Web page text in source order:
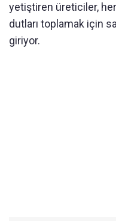
yetiştiren üreticiler, her
dutları toplamak için
giriyor.